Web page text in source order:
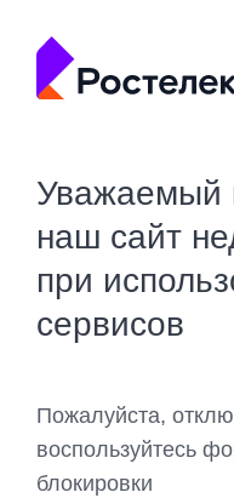
Уважаемый
наш сайт
при
сервисов
Пожалуйста,
воспользуйтесь
блокировки